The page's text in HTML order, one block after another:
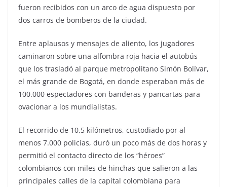
fueron recibidos con un arco de agua dispuesto por
dos carros de bomberos de la ciudad.
Entre aplausos y mensajes de aliento, los jugadores
caminaron sobre una alfombra roja hacia el autobús
que los trasladó al parque metropolitano Simón Bolívar,
el más grande de Bogotá, en donde esperaban más de
100.000 espectadores con banderas y pancartas para
ovacionar a los mundialistas.
El recorrido de 10,5 kilómetros, custodiado por al
menos 7.000 policías, duró un poco más de dos horas y
permitió el contacto directo de los “héroes”
colombianos con miles de hinchas que salieron a las
principales calles de la capital colombiana para